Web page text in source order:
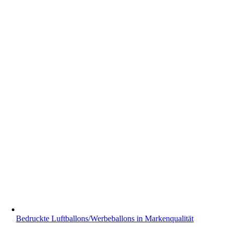
Bedruckte Luftballons/Werbeballons in Markenqualität